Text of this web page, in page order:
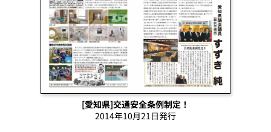
[愛知県]交通安全条例制定！
2014年10月21日発行